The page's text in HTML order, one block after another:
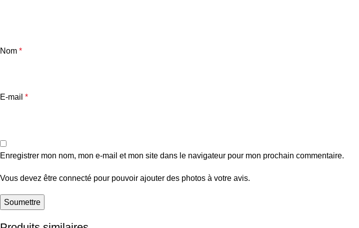
Nom *
E-mail *
Enregistrer mon nom, mon e-mail et mon site dans le navigateur pour mon prochain commentaire.
Vous devez être connecté pour pouvoir ajouter des photos à votre avis.